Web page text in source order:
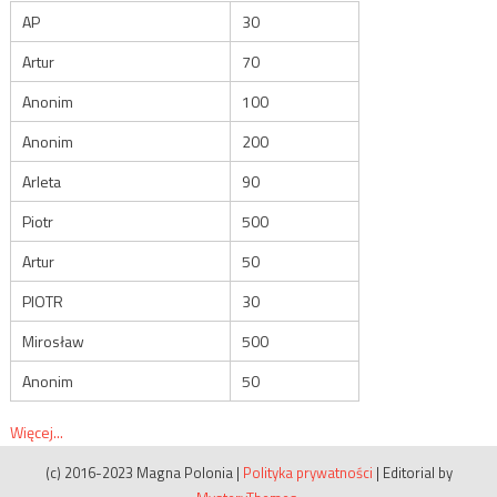
AP
30
Artur
70
Anonim
100
Anonim
200
Arleta
90
Piotr
500
Artur
50
PIOTR
30
Mirosław
500
Anonim
50
Więcej...
(c) 2016-2023 Magna Polonia | Polityka prywatności | Editorial by